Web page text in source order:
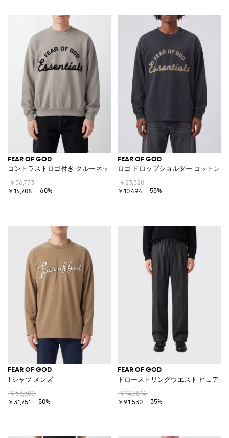
FEAR OF GOD
コントラストロゴ付き クルーネックコットンスウェットシャツ
￥36,773
￥14,708
-60%
FEAR OF GOD
ロゴ ドロップショルダー コットン
￥23,320
￥10,494
-55%
FEAR OF GOD
Tシャツ メンズ
￥63,500
￥31,751
-50%
FEAR OF GOD
ドローストリングウエスト ピュア
￥140,814
￥91,530
-35%